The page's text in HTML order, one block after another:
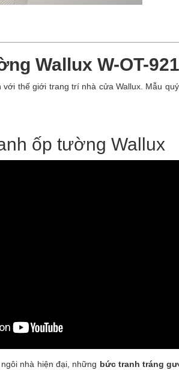
Wallux W-OT-
với thế giới trang trí nhà cửa Wallux. Mẫu
ốp tường Wallux
nhà hiện đại, những bức tranh tráng